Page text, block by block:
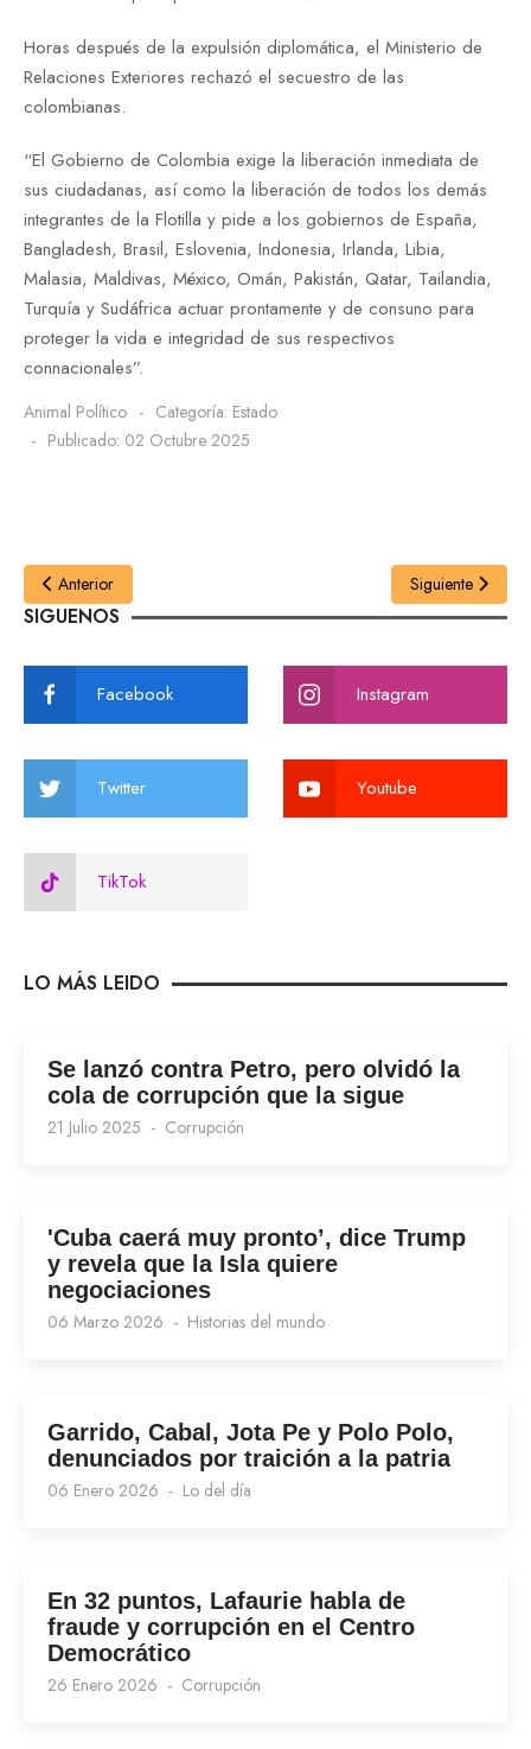
Horas después de la expulsión diplomática, el Ministerio de
Relaciones Exteriores rechazó el secuestro de las
colombianas.
“El Gobierno de Colombia exige la liberación inmediata de
sus ciudadanas, así como la liberación de todos los demás
integrantes de la Flotilla y pide a los gobiernos de España,
Bangladesh, Brasil, Eslovenia, Indonesia, Irlanda, Libia,
Malasia, Maldivas, México, Omán, Pakistán, Qatar, Tailandia,
Turquía y Sudáfrica actuar prontamente y de consuno para
proteger la vida e integridad de sus respectivos
connacionales”.
Animal Político Categoría: Estado
Publicado: 02 Octubre 2025
Anterior Siguiente
SIGUENOS
Facebook Instagram
Twitter Youtube
TikTok
LO MÁS LEIDO
Se lanzó contra Petro, pero olvidó la
cola de corrupción que la sigue
21 Julio 2025 Corrupción
'Cuba caerá muy pronto’, dice Trump
y revela que la Isla quiere
negociaciones
06 Marzo 2026 Historias del mundo
Garrido, Cabal, Jota Pe y Polo Polo,
denunciados por traición a la patria
06 Enero 2026 Lo del día
En 32 puntos, Lafaurie habla de
fraude y corrupción en el Centro
Democrático
26 Enero 2026 Corrupción